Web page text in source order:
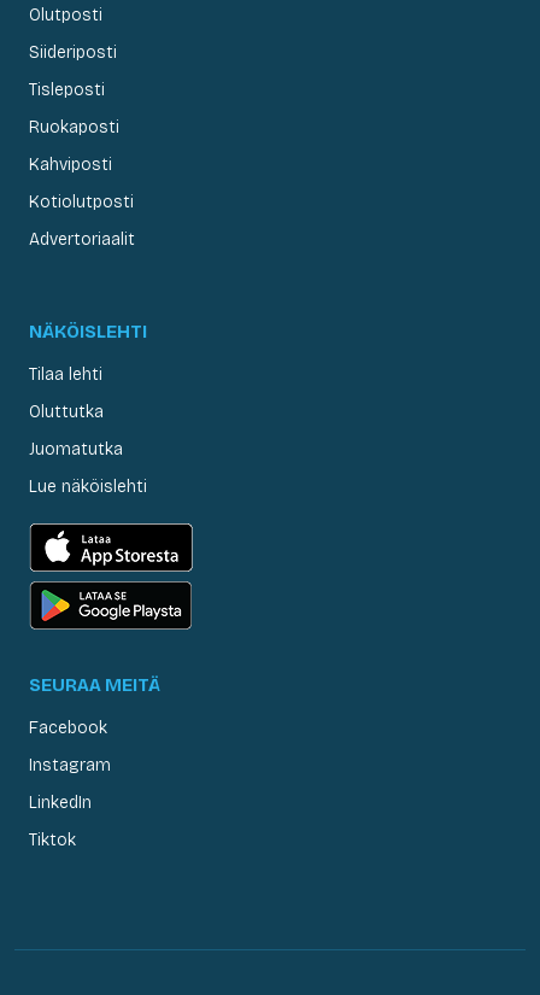
Olutposti
Siideriposti
Tisleposti
Ruokaposti
Kahviposti
Kotiolutposti
Advertoriaalit
NÄKÖISLEHTI
Tilaa lehti
Oluttutka
Juomatutka
Lue näköislehti
SEURAA MEITÄ
Facebook
Instagram
LinkedIn
Tiktok